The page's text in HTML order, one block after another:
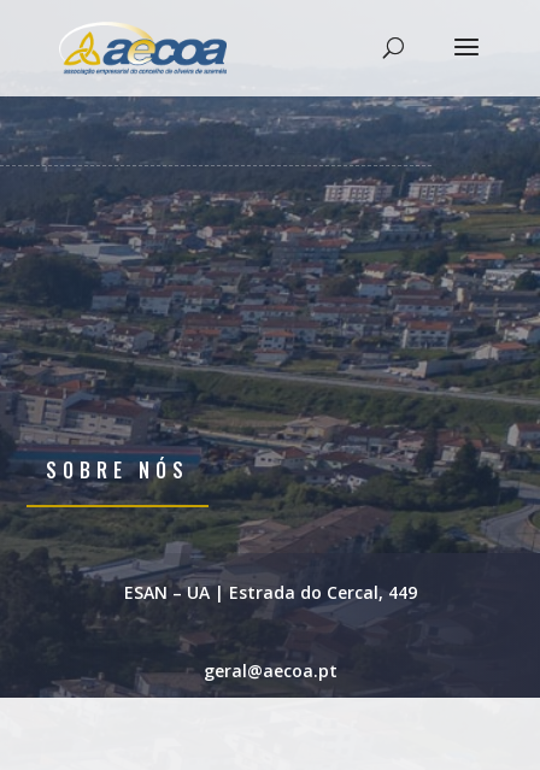
SOBRE NÓS
ESAN – UA | Estrada do Cercal, 449
geral@aecoa.pt